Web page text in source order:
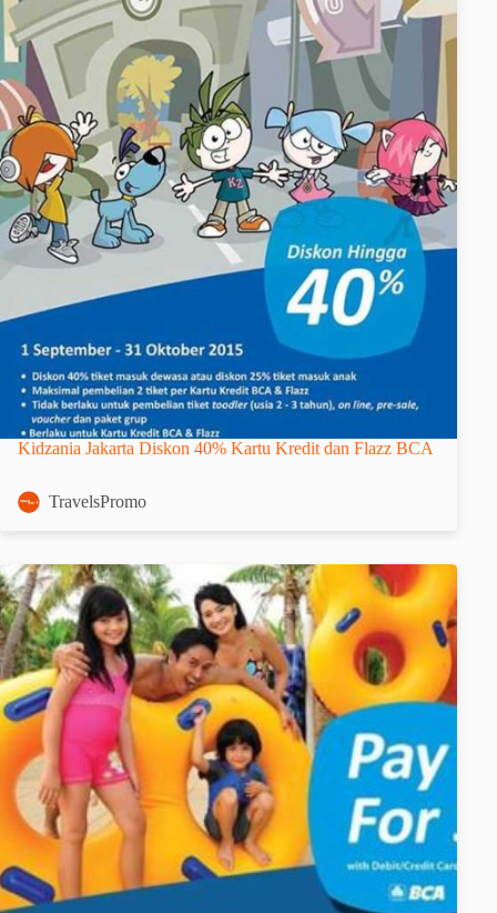
Kidzania Jakarta Diskon 40% Kartu Kredit dan Flazz BCA
TravelsPromo